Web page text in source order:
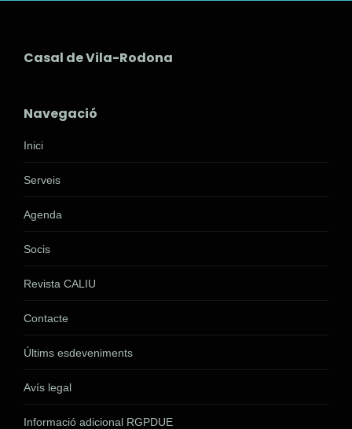
Casal de Vila-Rodona
Navegació
Inici
Serveis
Agenda
Socis
Revista CALIU
Contacte
Últims esdeveniments
Avís legal
Informació adicional RGPDUE